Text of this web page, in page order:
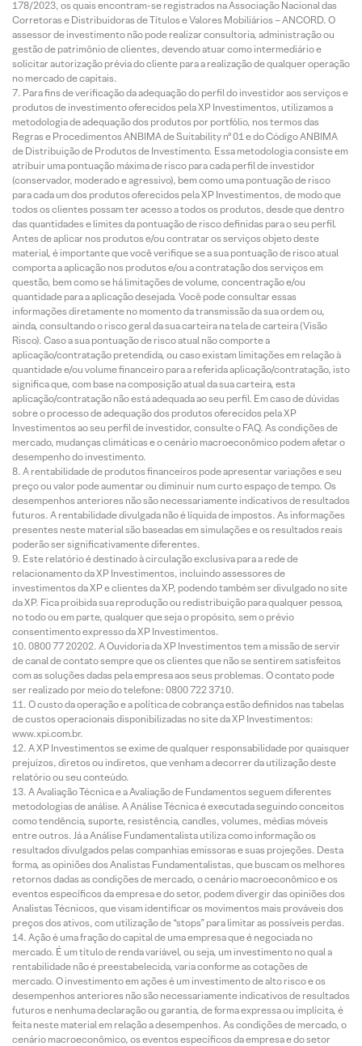
178/2023, os quais encontram-se registrados na Associação Nacional das
Corretoras e Distribuidoras de Títulos e Valores Mobiliários – ANCORD. O
assessor de investimento não pode realizar consultoria, administração ou
gestão de patrimônio de clientes, devendo atuar como intermediário e
solicitar autorização prévia do cliente para a realização de qualquer operação
no mercado de capitais.
Para fins de verificação da adequação do perfil do investidor aos serviços e
produtos de investimento oferecidos pela XP Investimentos, utilizamos a
metodologia de adequação dos produtos por portfólio, nos termos das
Regras e Procedimentos ANBIMA de Suitability nº 01 e do Código ANBIMA
de Distribuição de Produtos de Investimento. Essa metodologia consiste em
atribuir uma pontuação máxima de risco para cada perfil de investidor
(conservador, moderado e agressivo), bem como uma pontuação de risco
para cada um dos produtos oferecidos pela XP Investimentos, de modo que
todos os clientes possam ter acesso a todos os produtos, desde que dentro
das quantidades e limites da pontuação de risco definidas para o seu perfil.
Antes de aplicar nos produtos e/ou contratar os serviços objeto deste
material, é importante que você verifique se a sua pontuação de risco atual
comporta a aplicação nos produtos e/ou a contratação dos serviços em
questão, bem como se há limitações de volume, concentração e/ou
quantidade para a aplicação desejada. Você pode consultar essas
informações diretamente no momento da transmissão da sua ordem ou,
ainda, consultando o risco geral da sua carteira na tela de carteira (Visão
Risco). Caso a sua pontuação de risco atual não comporte a
aplicação/contratação pretendida, ou caso existam limitações em relação à
quantidade e/ou volume financeiro para a referida aplicação/contratação, isto
significa que, com base na composição atual da sua carteira, esta
aplicação/contratação não está adequada ao seu perfil. Em caso de dúvidas
sobre o processo de adequação dos produtos oferecidos pela XP
Investimentos ao seu perfil de investidor, consulte o FAQ. As condições de
mercado, mudanças climáticas e o cenário macroeconômico podem afetar o
desempenho do investimento.
A rentabilidade de produtos financeiros pode apresentar variações e seu
preço ou valor pode aumentar ou diminuir num curto espaço de tempo. Os
desempenhos anteriores não são necessariamente indicativos de resultados
futuros. A rentabilidade divulgada não é líquida de impostos. As informações
presentes neste material são baseadas em simulações e os resultados reais
poderão ser significativamente diferentes.
Este relatório é destinado à circulação exclusiva para a rede de
relacionamento da XP Investimentos, incluindo assessores de
investimentos da XP e clientes da XP, podendo também ser divulgado no site
da XP. Fica proibida sua reprodução ou redistribuição para qualquer pessoa,
no todo ou em parte, qualquer que seja o propósito, sem o prévio
consentimento expresso da XP Investimentos.
0800 77 20202. A Ouvidoria da XP Investimentos tem a missão de servir
de canal de contato sempre que os clientes que não se sentirem satisfeitos
com as soluções dadas pela empresa aos seus problemas. O contato pode
ser realizado por meio do telefone: 0800 722 3710.
O custo da operação e a política de cobrança estão definidos nas tabelas
de custos operacionais disponibilizadas no site da XP Investimentos:
www.xpi.com.br.
A XP Investimentos se exime de qualquer responsabilidade por quaisquer
prejuízos, diretos ou indiretos, que venham a decorrer da utilização deste
relatório ou seu conteúdo.
A Avaliação Técnica e a Avaliação de Fundamentos seguem diferentes
metodologias de análise. A Análise Técnica é executada seguindo conceitos
como tendência, suporte, resistência, candles, volumes, médias móveis
entre outros. Já a Análise Fundamentalista utiliza como informação os
resultados divulgados pelas companhias emissoras e suas projeções. Desta
forma, as opiniões dos Analistas Fundamentalistas, que buscam os melhores
retornos dadas as condições de mercado, o cenário macroeconômico e os
eventos específicos da empresa e do setor, podem divergir das opiniões dos
Analistas Técnicos, que visam identificar os movimentos mais prováveis dos
preços dos ativos, com utilização de “stops” para limitar as possíveis perdas.
Ação é uma fração do capital de uma empresa que é negociada no
mercado. É um título de renda variável, ou seja, um investimento no qual a
rentabilidade não é preestabelecida, varia conforme as cotações de
mercado. O investimento em ações é um investimento de alto risco e os
desempenhos anteriores não são necessariamente indicativos de resultados
futuros e nenhuma declaração ou garantia, de forma expressa ou implícita, é
feita neste material em relação a desempenhos. As condições de mercado, o
cenário macroeconômico, os eventos específicos da empresa e do setor